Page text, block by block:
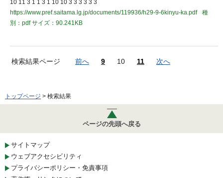
10 11 3 1 1 3 1 10 10 3 3 3 3 3 3
https://www.pref.saitama.lg.jp/documents/119936/h29-9-6kinyu-ka.pdf
種
別：pdfサイズ：90.241KB
検索結果ページ 前へ 9 10 11 次へ
トップページ > 検索結果
ページの先頭へ戻る
サイトマップ
ウェブアクセシビリティ
プライバシーポリシー・免責事項